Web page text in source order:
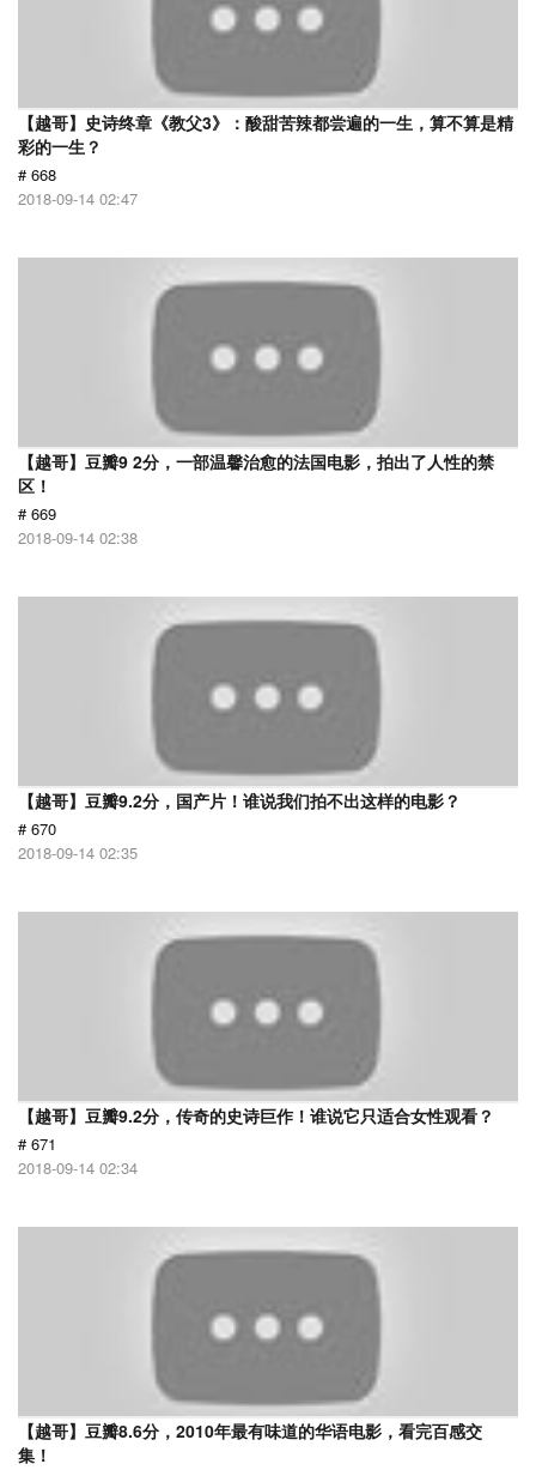
【越哥】史诗终章《教父3》：酸甜苦辣都尝遍的一生，算不算是精
彩的一生？
# 668
2018-09-14 02:47
【越哥】豆瓣9 2分，一部温馨治愈的法国电影，拍出了人性的禁
区！
# 669
2018-09-14 02:38
【越哥】豆瓣9.2分，国产片！谁说我们拍不出这样的电影？
# 670
2018-09-14 02:35
【越哥】豆瓣9.2分，传奇的史诗巨作！谁说它只适合女性观看？
# 671
2018-09-14 02:34
【越哥】豆瓣8.6分，2010年最有味道的华语电影，看完百感交
集！